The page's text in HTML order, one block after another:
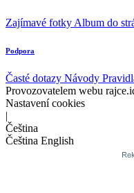
Zajímavé fotky Album do
Podpora
Časté dotazy Návody
Provozovatelem webu
Nastavení cookies
|
Čeština
Čeština English